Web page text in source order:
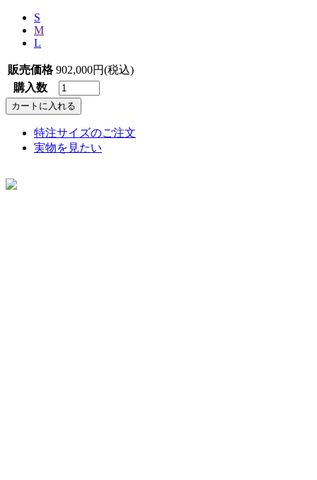
S
M
L
販売価格 902,000円(税込)
購入数
特注サイズのご注文
実物を見たい